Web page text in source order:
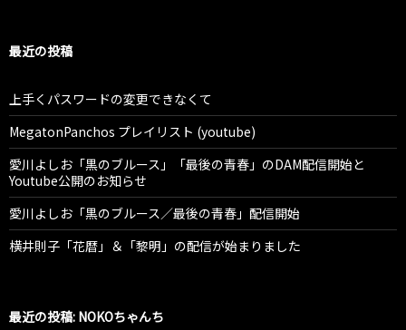
最近の投稿
上手くパスワードの変更できなくて
MegatonPanchos プレイリスト (youtube)
愛川よしお「黒のブルース」「最後の青春」のDAM配信開始と
Youtube公開のお知らせ
愛川よしお「黒のブルース／最後の青春」配信開始
横井則子「花暦」＆「黎明」の配信が始まりました
最近の投稿: NOKOちゃんち